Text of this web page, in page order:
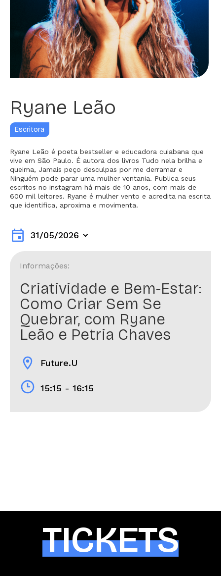
Ryane Leão
Escritora
Ryane Leão é poeta bestseller e educadora cuiabana que
vive em São Paulo. É autora dos livros Tudo nela brilha e
queima, Jamais peço desculpas por me derramar e
Ninguém pode parar uma mulher ventania. Publica seus
escritos no instagram há mais de 10 anos, com mais de
600 mil leitores. Ryane é mulher vento e acredita na escrita
que identifica, aproxima e movimenta.
event 31/05/2026
Informações:
Criatividade e Bem-Estar:
Como Criar Sem Se
Quebrar, com Ryane
Leão e Petria Chaves
location_on Future.U
15:15 - 16:15
TICKETS